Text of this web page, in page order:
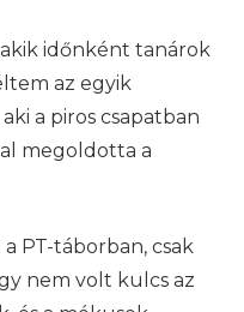
időnként tanárok
az egyik
a piros csapatban
megoldotta a
PT-táborban, csak
nem volt kulcs az